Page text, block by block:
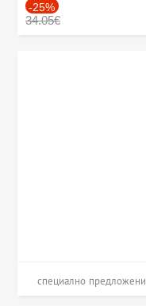
-25%
34.05€
специално